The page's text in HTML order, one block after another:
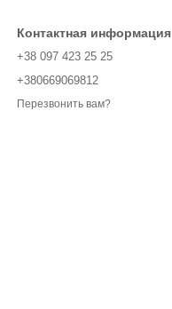
Контактная информация
+38 097 423 25 25
+380669069812
Перезвонить вам?